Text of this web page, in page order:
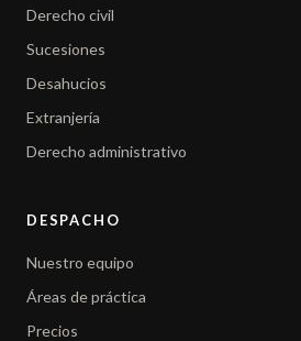
Derecho civil
Sucesiones
Desahucios
Extranjería
Derecho administrativo
DESPACHO
Nuestro equipo
Áreas de práctica
Precios